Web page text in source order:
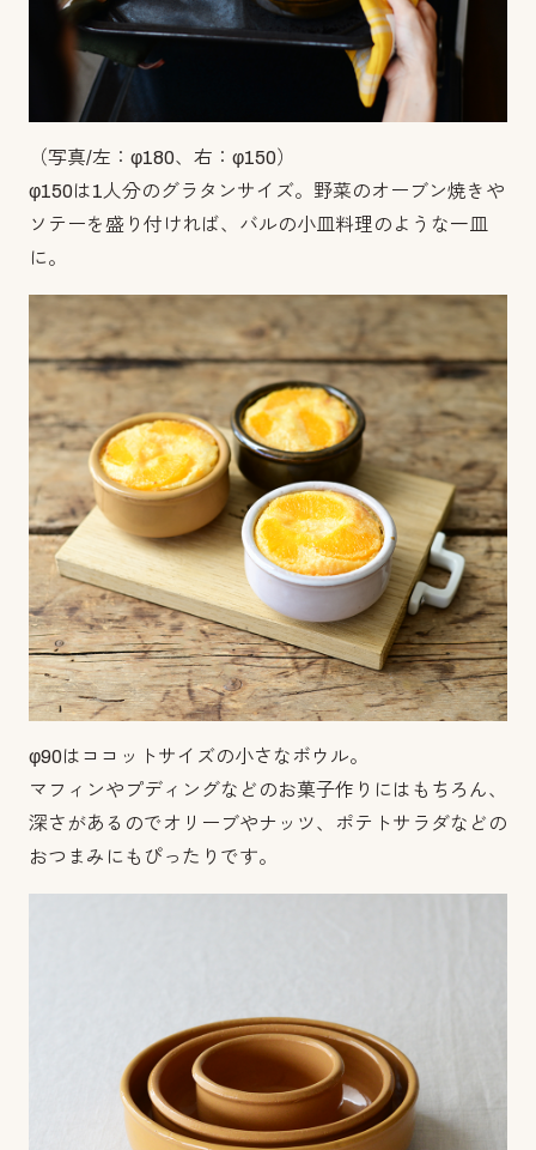
（写真/左：φ180、右：φ150）
φ150は1人分のグラタンサイズ。野菜のオーブン焼きや
ソテーを盛り付ければ、バルの小皿料理のような一皿
に。
φ90はココットサイズの小さなボウル。
マフィンやプディングなどのお菓子作りにはもちろん、
深さがあるのでオリーブやナッツ、ポテトサラダなどの
おつまみにもぴったりです。